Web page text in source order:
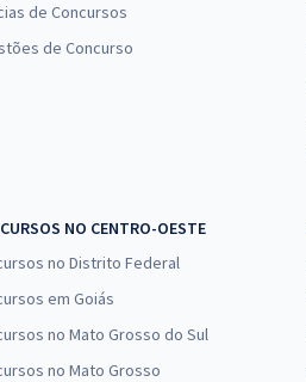
de Concursos
de Concurso
NO CENTRO-OESTE
no Distrito Federal
em Goiás
no Mato Grosso do Sul
no Mato Grosso